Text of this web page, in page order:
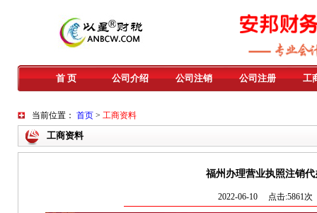
首 页 公司介绍 公司注销 公司注册 工
当前位置： 首页> 工商资料
工商资料
福州办理营业执照注销代
2022-06-10 点击:5861次